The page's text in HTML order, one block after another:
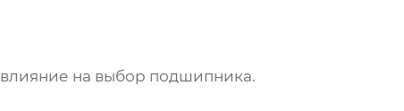
на выбор подшипника.